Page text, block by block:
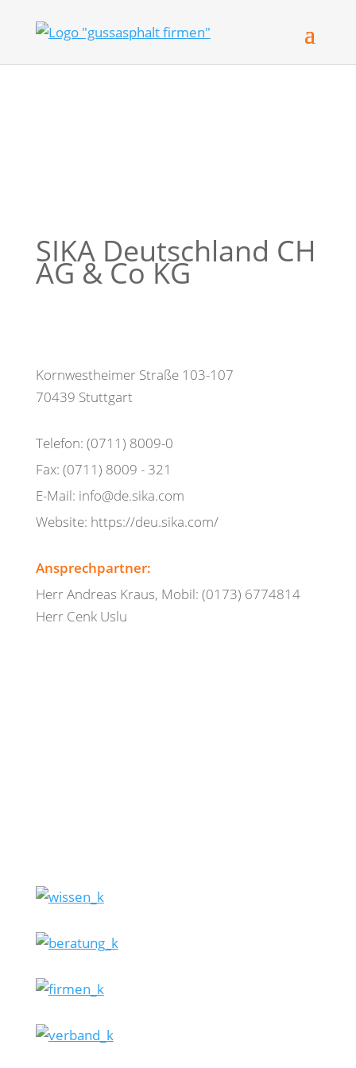
SIKA Deutschland CH
AG & Co KG
Kornwestheimer Straße 103-107
70439 Stuttgart
Telefon: (0711) 8009-0
Fax: (0711) 8009 - 321
E-Mail: info@de.sika.com
Website: https://deu.sika.com/
Ansprechpartner:
Herr Andreas Kraus, Mobil: (0173) 6774814
Herr Cenk Uslu